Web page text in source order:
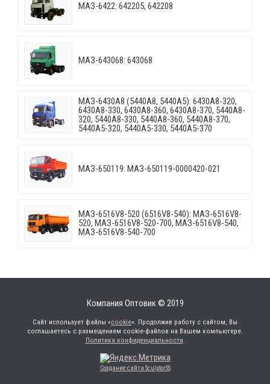
МАЗ-6422: 642205, 642208
МАЗ-643068: 643068
МАЗ-6430A8 (5440A8, 5440A5): 6430A8-320,
6430A8-330, 6430A8-360, 6430A8-370, 5440A8-
320, 5440A8-330, 5440A8-360, 5440A8-370,
5440A5-320, 5440A5-330, 5440A5-370
МАЗ-650119: МАЗ-650119-0000420-021
МАЗ-6516V8-520 (6516V8-540): МАЗ-6516V8-
520, МАЗ-6516V8-520-700, МАЗ-6516V8-540,
МАЗ-6516V8-540-700
Компания Оптовик © 2019
Сайт использует файлы «cookie». Продолжив работу с сайтом, Вы
соглашаетесь с размещением cookie-файлов на Вашем компьютере.
Политика конфиденциальности.
Создание сайта SculptorSS